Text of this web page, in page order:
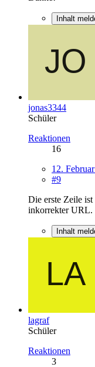
Inhalt
jonas3344
Schüler
Reaktionen
16
12.
#9
Die erste Zeile
inkorrekter URL.
Inhalt
lagraf
Schüler
Reaktionen
3